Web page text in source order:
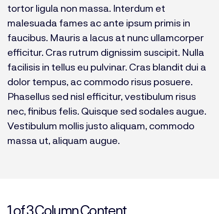
tortor ligula non massa. Interdum et
malesuada fames ac ante ipsum primis in
faucibus. Mauris a lacus at nunc ullamcorper
efficitur. Cras rutrum dignissim suscipit. Nulla
facilisis in tellus eu pulvinar. Cras blandit dui a
dolor tempus, ac commodo risus posuere.
Phasellus sed nisl efficitur, vestibulum risus
nec, finibus felis. Quisque sed sodales augue.
Vestibulum mollis justo aliquam, commodo
massa ut, aliquam augue.
1 of 3 Column Content